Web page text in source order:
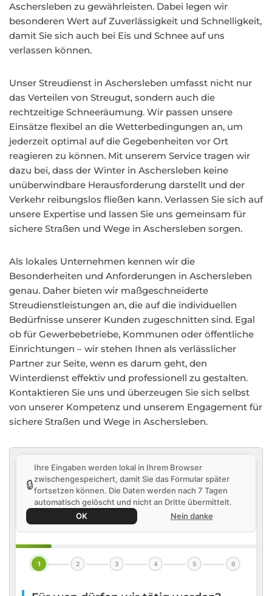
Aschersleben zu gewährleisten. Dabei legen wir
besonderen Wert auf Zuverlässigkeit und Schnelligkeit,
damit Sie sich auch bei Eis und Schnee auf uns
verlassen können.
Unser Streudienst in Aschersleben umfasst nicht nur
das Verteilen von Streugut, sondern auch die
rechtzeitige Schneeräumung. Wir passen unsere
Einsätze flexibel an die Wetterbedingungen an, um
jederzeit optimal auf die Gegebenheiten vor Ort
reagieren zu können. Mit unserem Service tragen wir
dazu bei, dass der Winter in Aschersleben keine
unüberwindbare Herausforderung darstellt und der
Verkehr reibungslos fließen kann. Verlassen Sie sich auf
unsere Expertise und lassen Sie uns gemeinsam für
sichere Straßen und Wege in Aschersleben sorgen.
Als lokales Unternehmen kennen wir die
Besonderheiten und Anforderungen in Aschersleben
genau. Daher bieten wir maßgeschneiderte
Streudienstleistungen an, die auf die individuellen
Bedürfnisse unserer Kunden zugeschnitten sind. Egal
ob für Gewerbebetriebe, Kommunen oder öffentliche
Einrichtungen – wir stehen Ihnen als verlässlicher
Partner zur Seite, wenn es darum geht, den
Winterdienst effektiv und professionell zu gestalten.
Kontaktieren Sie uns und überzeugen Sie sich selbst
von unserer Kompetenz und unserem Engagement für
sichere Straßen und Wege in Aschersleben.
🔒
Ihre Eingaben werden lokal in Ihrem Browser
zwischengespeichert, damit Sie das Formular später
fortsetzen können. Die Daten werden nach 7 Tagen
automatisch gelöscht und nicht an Dritte übermittelt.
OK
Nein danke
1 2 3 4 5 6